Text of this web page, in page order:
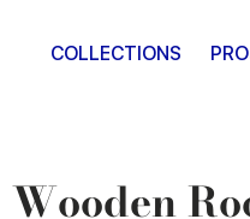
COLLECTIONS
Wooden